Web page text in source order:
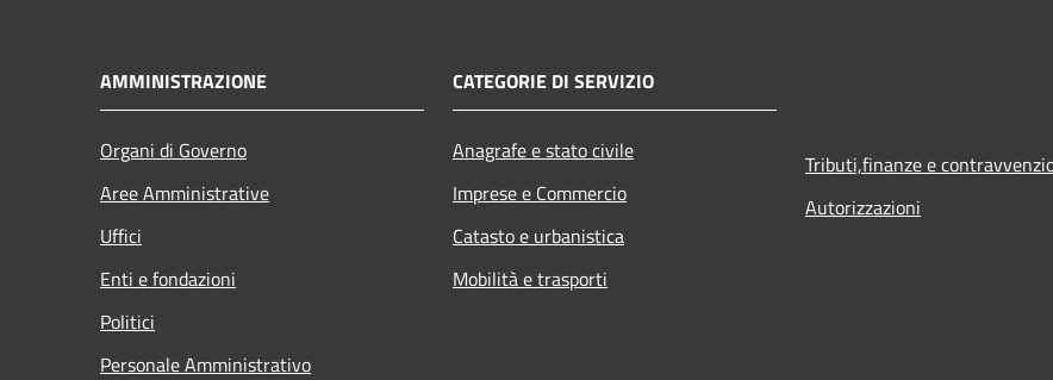
AMMINISTRAZIONE
Organi di Governo
Aree Amministrative
Uffici
Enti e fondazioni
Politici
Personale Amministrativo
CATEGORIE DI SERVIZIO
Anagrafe e stato civile
Imprese e Commercio
Catasto e urbanistica
Mobilità e trasporti
Tributi,finanze e
Autorizzazioni